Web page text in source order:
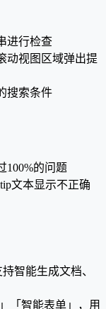
进行检查
动视图区域弹出提
搜索条件
100%的问题
文本显示不正确
智能生成文档、
「智能表单」，用